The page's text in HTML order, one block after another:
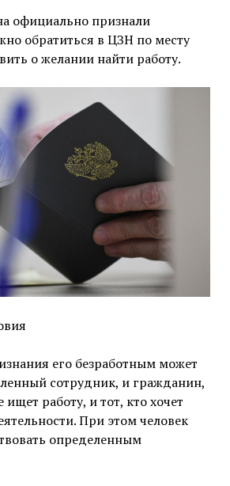
официально признали
обратиться в ЦЗН по месту
о желании найти работу.
его безработным может
сотрудник, и гражданин,
работу, и тот, кто хочет
При этом человек
определенным